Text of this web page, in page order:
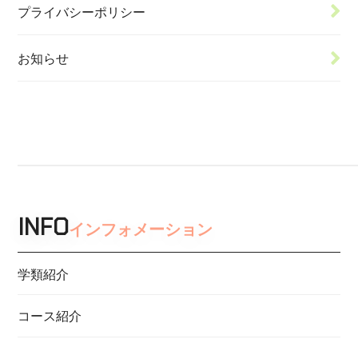
プライバシーポリシー
お知らせ
INFOインフォメーション
学類紹介
コース紹介